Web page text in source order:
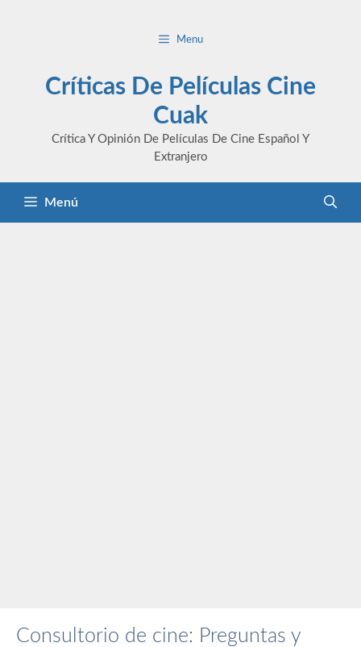
Menu
Críticas De Películas Cine
Cuak
Crítica Y Opinión De Películas De Cine Español Y
Extranjero
Menú
Consultorio de cine: Preguntas y